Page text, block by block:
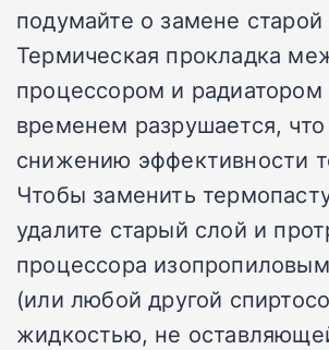
подумайте о замене
Термическая прокладка
процессором и радиатором
временем разрушается,
снижению эффективности
Чтобы заменить
удалите старый слой и
процессора
(или любой другой
жидкостью, не